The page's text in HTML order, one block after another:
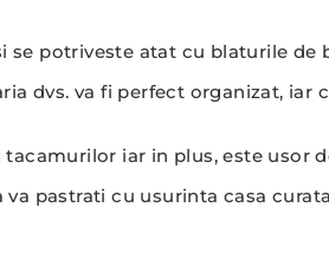
potriveste atat cu blaturile de
dvs. va fi perfect organizat, iar
iar in plus, este usor
pastrati cu usurinta casa